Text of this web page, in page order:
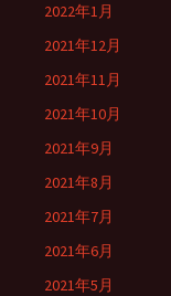
2022年1月
2021年12月
2021年11月
2021年10月
2021年9月
2021年8月
2021年7月
2021年6月
2021年5月